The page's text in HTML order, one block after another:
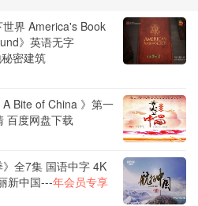
界 America's Book
》英语无字
密建筑
Bite of China 》第一
百度网盘下载
全7集 国语中字 4K
新中国---年会员专享